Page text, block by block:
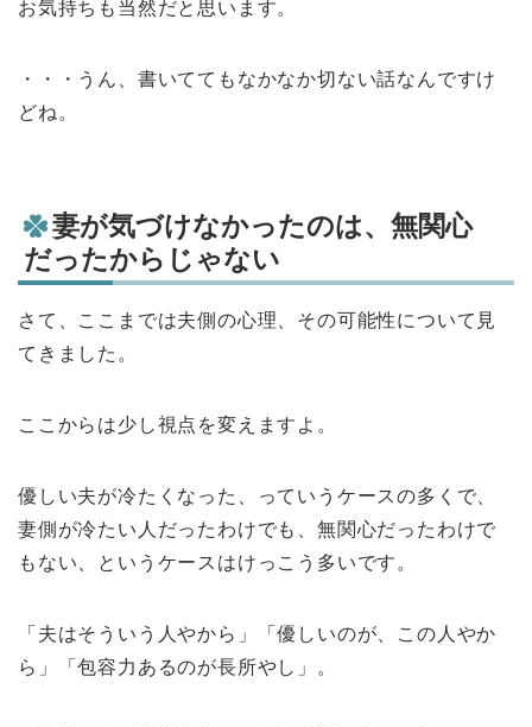
お気持ちも当然だと思います。
・・・うん、書いててもなかなか切ない話なんですけ
どね。
妻が気づけなかったのは、無関心
だったからじゃない
さて、ここまでは夫側の心理、その可能性について見
てきました。
ここからは少し視点を変えますよ。
優しい夫が冷たくなった、っていうケースの多くで、
妻側が冷たい人だったわけでも、無関心だったわけで
もない、というケースはけっこう多いです。
「夫はそういう人やから」「優しいのが、この人やか
ら」「包容力あるのが長所やし」。